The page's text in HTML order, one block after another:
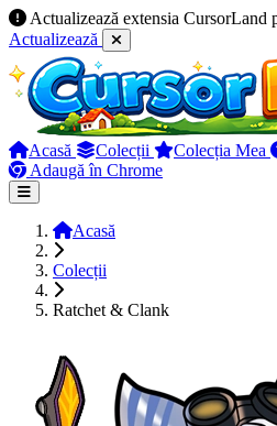
Actualizează extensia CursorLand
Actualizează
Acasă Colecții Colecția Mea
Adaugă în Chrome
Acasă
Colecții
Ratchet & Clank